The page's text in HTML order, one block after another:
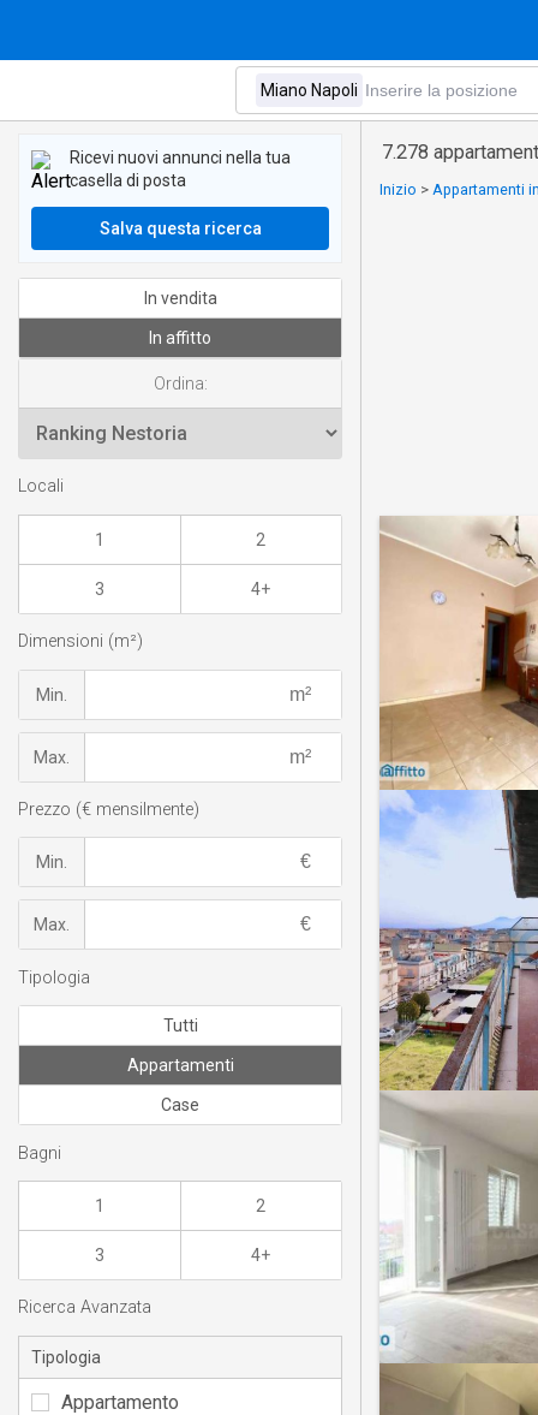
7.278
Inizio > Appartamenti
Ricevi nuovi annunci nella tua
casella di posta
Salva questa ricerca
In vendita
In affitto
Ordina:
Locali
1 2
3 4+
Dimensioni (m²)
Min.
Max.
Prezzo (€ mensilmente)
Min.
Max.
Tipologia
Tutti
Appartamenti
Case
Bagni
1 2
3 4+
Ricerca Avanzata
Tipologia
Appartamento